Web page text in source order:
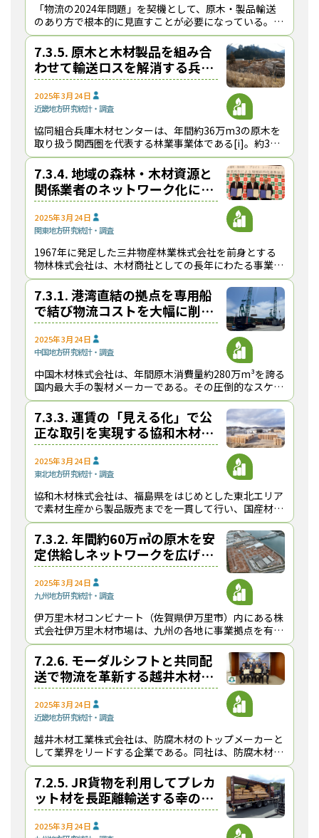
「物流の2024年問題」を契機として、原木・製品輸送
のあり方で根本的に見直すことが必要になっている。特
に原木の輸送では、林道の走行や重量物の取り扱い、ト
ラックドライバー自身が荷役を行うことなど、製品
7.3.5. 原木と木材製品を組み合
わせて輸送ロスを解消する兵庫
木材センター【健全で持続可能
な原木・製品輸送の発展に向け
て】
2025年3月24日
近畿地方研究統計・調査
協同組合兵庫木材センターは、年間約36万m3の原木を
取り扱う関西圏を代表する林業事業体である[i]。約36
万m3の原木のうち約8万m3を製材や集成材および背板
チップに加工するとともに、６～７万tの原木
7.3.4. 地域の森林・木材資源と
関係業者のネットワーク化に取
り組む物林【健全で持続可能な
原木・製品輸送の発展に向け
て】
2025年3月24日
関東地方研究統計・調査
1967年に発足した三井物産林業株式会社を前身とする
物林株式会社は、木材商社としての長年にわたる事業実
績を踏まえて、全国レベルの大規模な製材工場だけでな
く、各地域を支えている中小零細規模の製材工場等に
7.3.1. 港湾直結の拠点を専用船
で結び物流コストを大幅に削減
する中国木材【健全で持続可能
な原木・製品輸送の発展に向け
て】
2025年3月24日
中国地方研究統計・調査
中国木材株式会社は、年間原木消費量約280万m³を誇る
国内最大手の製材メーカーである。その圧倒的なスケー
ルを支えているのが「製材業は物流業」という経営理念
に基づく高度な物流システムである 。年間に北米
7.3.3. 運賃の「見える化」で公
正な取引を実現する協和木材
【健全で持続可能な原木・製品
輸送の発展に向けて】
2025年3月24日
東北地方研究統計・調査
協和木材株式会社は、福島県をはじめとした東北エリア
で素材生産から製品販売までを一貫して行い、国産材専
門の製材工場と集成材工場を営んでいる 。同社は、東
北エリアに３つの工場を有し、年間58万m³の製材・
7.3.2. 年間約60万㎥の原木を安
定供給しネットワークを広げる
伊万里木材市場【健全で持続可
能な原木・製品輸送の発展に向
けて】
2025年3月24日
九州地方研究統計・調査
伊万里木材コンビナート（佐賀県伊万里市）内にある株
式会社伊万里木材市場は、九州の各地に事業拠点を有
し、原木の調達・販売をはじめ、森林整備や素材生産、
木材製品の販売、プレカット加工、バイオマス発電燃料
用
7.2.6. モーダルシフトと共同配
送で物流を革新する越井木材工
業【健全で持続可能な原木・製
品輸送の発展に向けて】
2025年3月24日
近畿地方研究統計・調査
越井木材工業株式会社は、防腐木材のトップメーカーと
して業界をリードする企業である。同社は、防腐木材を
中核としながら、住宅用資材、公共施設向け資材、DIY
向け製品、トラック床板など多岐にわたる製品を製造
7.2.5. JR貨物を利用してプレカ
ット材を長距離輸送する幸の国
木材工業【健全で持続可能な原
木・製品輸送の発展に向けて】
2025年3月24日